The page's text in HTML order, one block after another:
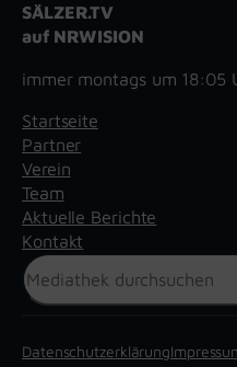
SÄLZER.TV
auf NRWISION
immer montags um 18:05
Startseite
Partner
Verein
Team
Aktuelle Berichte
Kontakt
Suchen
Datenschutzerklärung